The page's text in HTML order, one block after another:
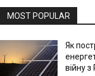
MOST POPULAR
Як
війну з